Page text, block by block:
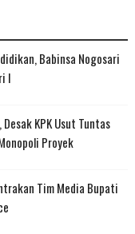
Babinsa Nogosari
I
KPK Usut Tuntas
Proyek
Tim Media Bupati